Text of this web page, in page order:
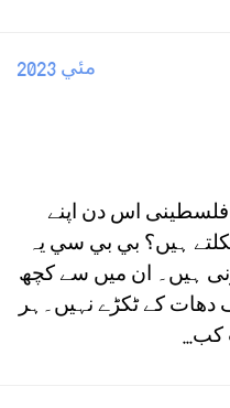
مئي 2023
فلسطینی اس دن اپنے
ہیں؟ بي بي سي یہ
ہیں۔ ان میں سے کچھ
دھات کے ٹکڑے نہیں۔ہر
کب...